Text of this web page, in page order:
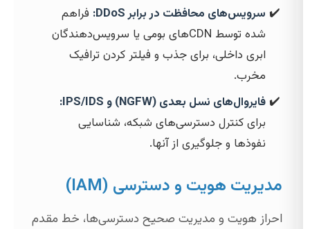
سرویس‌های محافظت در برابر DDoS:
فراهم
شده توسط CDN‌های بومی یا سرویس‌دهندگان
ابری داخلی، برای جذب و فیلتر کردن ترافیک
مخرب.
فایروال‌های نسل بعدی (NGFW) و IPS/IDS:
برای کنترل دسترسی‌های شبکه، شناسایی
نفوذها و جلوگیری از آنها.
مدیریت هویت و دسترسی (IAM)
احراز هویت و مدیریت صحیح دسترسی‌ها، خط مقدم